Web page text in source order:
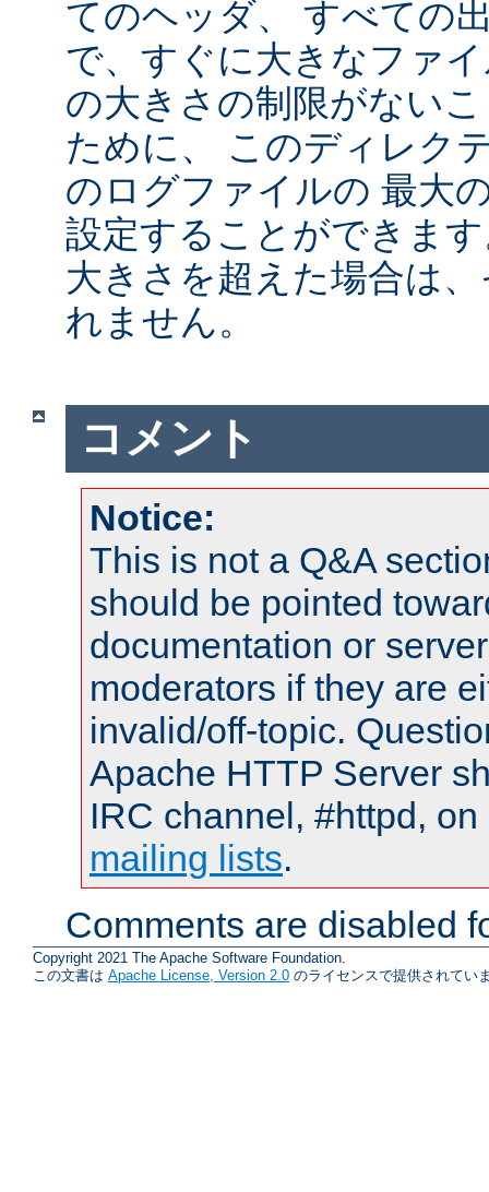
てのヘッダ、 すべての
で、すぐに大きなファ
の大きさの制限がない
ために、 このディレク
のログファイルの 最大
設定することができま
大きさを超えた場合は
れません。
コメント
Notice:
This is not a Q&A
should be pointed
documentation or
moderators if they are
invalid/off-topic.
Apache HTTP Server
IRC channel, #httpd,
mailing lists.
Comments are disabled
Copyright 2021 The Apache Software Foundation.
この文書は Apache License, Version 2.0 のライセンスで提供されてい